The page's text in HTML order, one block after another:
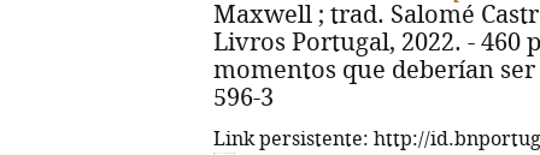
Maxwell ; trad. Salomé
Livros Portugal, 2022. - 460
momentos que deberían ser
596-3
Link persistente: http://